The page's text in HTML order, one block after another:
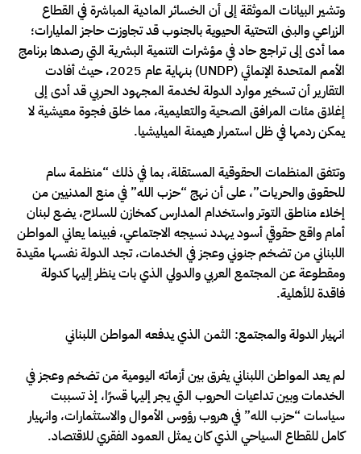
وتشير البيانات الموثقة إلى أن الخسائر المادية المباشرة في القطاع
الزراعي والبنى التحتية الحيوية بالجنوب قد تجاوزت حاجز المليارات؛
مما أدى إلى تراجع حاد في مؤشرات التنمية البشرية التي رصدها برنامج
الأمم المتحدة الإنمائي (UNDP) بنهاية عام 2025، حيث أفادت
التقارير أن تسخير موارد الدولة لخدمة المجهود الحربي قد أدى إلى
إغلاق مئات المرافق الصحية والتعليمية، مما خلق فجوة معيشية لا
يمكن ردمها في ظل استمرار هيمنة الميليشيا.
وتتفق المنظمات الحقوقية المستقلة، بما في ذلك “منظمة سام
للحقوق والحريات”، على أن نهج “حزب الله” في منع المدنيين من
إخلاء مناطق التوتر واستخدام المدارس كمخازن للسلاح، يضع لبنان
أمام واقع حقوقي أسود يهدد نسيجه الاجتماعي، فبينما يعاني المواطن
اللبناني من تضخم جنوني وعجز في الخدمات، تجد الدولة نفسها مقيدة
ومقطوعة عن المجتمع العربي والدولي الذي بات ينظر إليها كدولة
فاقدة للأهلية.
انهيار الدولة والمجتمع: الثمن الذي يدفعه المواطن اللبناني
لم يعد المواطن اللبناني يفرق بين أزماته اليومية من تضخم وعجز في
الخدمات وبين تداعيات الحروب التي يجر إليها قسرًا، إذ تسببت
سياسات “حزب الله” في هروب رؤوس الأموال والاستثمارات، وانهيار
كامل للقطاع السياحي الذي كان يمثل العمود الفقري للاقتصاد.